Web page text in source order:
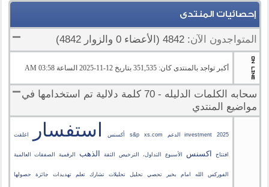
إحصائيات المنتدى
المتواجدون الآن: 4842 (الأعضاء 0 والزوار 4842)
أكبر تواجد بالمنتدى كان: 351,535 بتاريخ 12-11-2025 الساعة 03:58 AM
سحابه الكلمات الدليله - 70 كلمة دلالية تم استخدامها في
مواضيع المنتدي
2025 investment الدعم s&p xs.com أكسنس استفسار اغلقت
افتتاح اكسنس الأسبوع التداول، الترخيص الثقة الذهب الرقمية الصفقات العالمية
الفوركس الله امام بخير تحصي تحليل تحليلات تشارك تعلم تهديدات جائزة حصولها